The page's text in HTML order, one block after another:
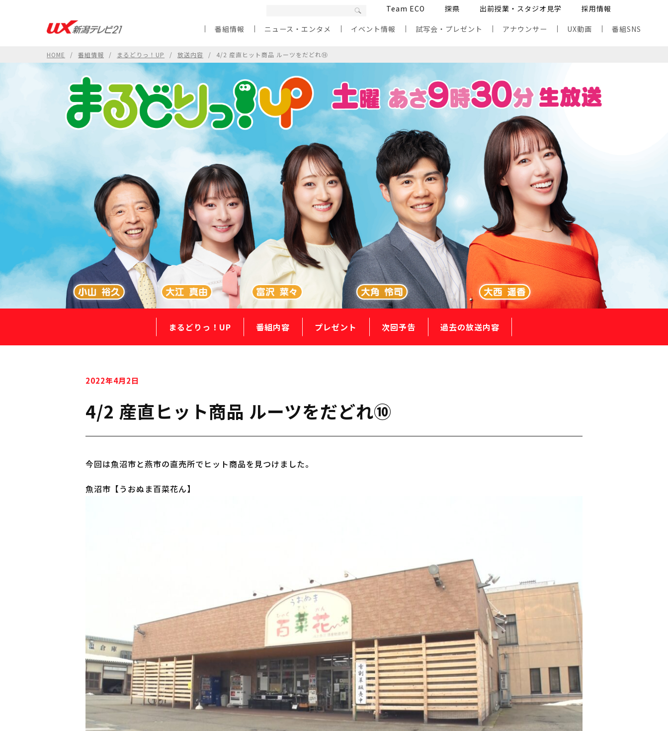
Team ECO 探県 出前授業・スタジオ見学 採用情報
番組情報 ニュース・エンタメ イベント情報 試写会・プレゼント アナウンサー UX動画 番組SNS
HOME 番組情報 まるどりっ！UP 放送内容 4/2 産直ヒット商品 ルーツをだどれ⑩
まるどりっ！UP 番組内容 プレゼント 次回予告 過去の放送内容
2022年4月2日
4/2 産直ヒット商品 ルーツをだどれ⑩
今回は魚沼市と燕市の直売所でヒット商品を見つけました。
魚沼市【うおぬま百菜花ん】